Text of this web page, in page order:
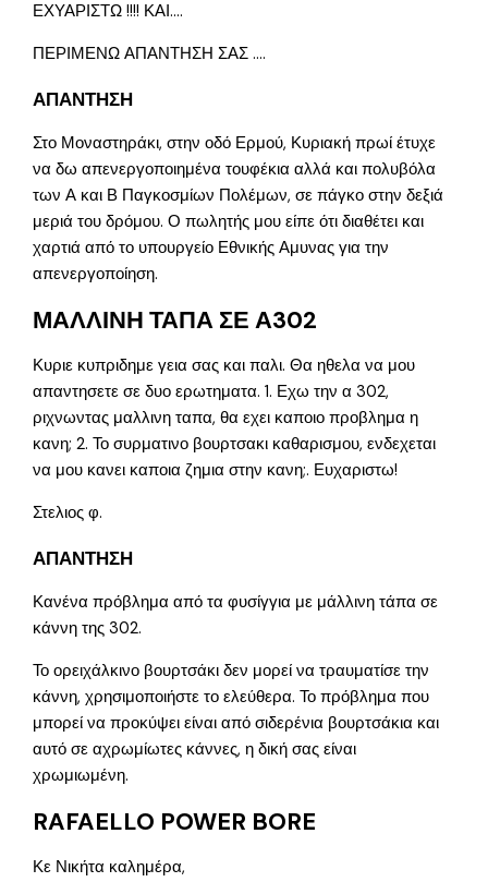
ΕΧΥΑΡΙΣΤΩ !!!! ΚΑΙ….
ΠΕΡΙΜΕΝΩ ΑΠΑΝΤΗΣΗ ΣΑΣ ….
ΑΠΑΝΤΗΣΗ
Στο Μοναστηράκι, στην οδό Ερμού, Κυριακή πρωί έτυχε
να δω απενεργοποιημένα τουφέκια αλλά και πολυβόλα
των Α και Β Παγκοσμίων Πολέμων, σε πάγκο στην δεξιά
μεριά του δρόμου. Ο πωλητής μου είπε ότι διαθέτει και
χαρτιά από το υπουργείο Εθνικής Αμυνας για την
απενεργοποίηση.
ΜΑΛΛΙΝΗ ΤΑΠΑ ΣΕ Α302
Κυριε κυπριδημε γεια σας και παλι. Θα ηθελα να μου
απαντησετε σε δυο ερωτηματα. 1. Εχω την α 302,
ριχνωντας μαλλινη ταπα, θα εχει καποιο προβλημα η
κανη; 2. Το συρματινο βουρτσακι καθαρισμου, ενδεχεται
να μου κανει καποια ζημια στην κανη;. Ευχαριστω!
Στελιος φ.
ΑΠΑΝΤΗΣΗ
Κανένα πρόβλημα από τα φυσίγγια με μάλλινη τάπα σε
κάννη της 302.
Το ορειχάλκινο βουρτσάκι δεν μορεί να τραυματίσε την
κάννη, χρησιμοποιήστε το ελεύθερα. Το πρόβλημα που
μπορεί να προκύψει είναι από σιδερένια βουρτσάκια και
αυτό σε αχρωμίωτες κάννες, η δική σας είναι
χρωμιωμένη.
RAFAELLO POWER BORE
Κε Νικήτα καλημέρα,